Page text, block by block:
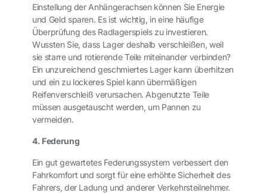
Einstellung der Anhängerachsen können Sie Energie
und Geld sparen. Es ist wichtig, in eine häufige
Überprüfung des Radlagerspiels zu investieren.
Wussten Sie, dass Lager deshalb verschleißen, weil
sie starre und rotierende Teile miteinander verbinden?
Ein unzureichend geschmiertes Lager kann überhitzen
und ein zu lockeres Spiel kann übermäßigen
Reifenverschleiß verursachen. Abgenutzte Teile
müssen ausgetauscht werden, um Pannen zu
vermeiden.
4. Federung
Ein gut gewartetes Federungssystem verbessert den
Fahrkomfort und sorgt für eine erhöhte Sicherheit des
Fahrers, der Ladung und anderer Verkehrsteilnehmer.